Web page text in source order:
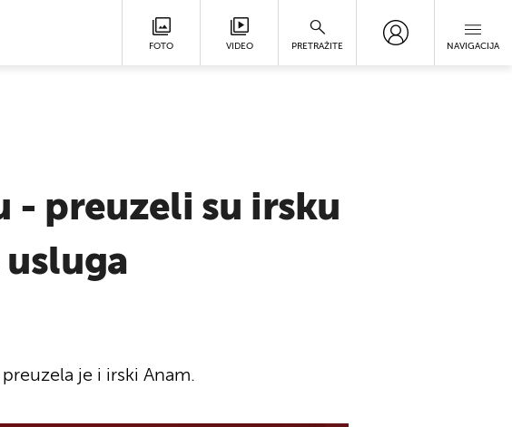
FOTO VIDEO PRETRAŽITE NAVIGACIJA
- preuzeli su irsku
je i irski Anam.